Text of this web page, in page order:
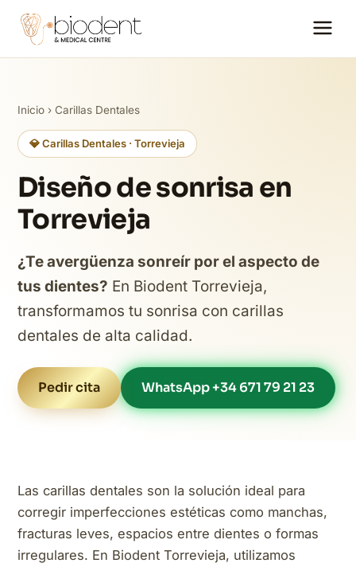
Inicio › Carillas Dentales
💎 Carillas Dentales · Torrevieja
Diseño de sonrisa en
Torrevieja
¿Te avergüenza sonreír por el aspecto de
tus dientes? En Biodent Torrevieja,
transformamos tu sonrisa con carillas
dentales de alta calidad.
Pedir cita WhatsApp +34 671 79 21 23
Las carillas dentales son la solución ideal para
corregir imperfecciones estéticas como manchas,
fracturas leves, espacios entre dientes o formas
irregulares. En Biodent Torrevieja, utilizamos